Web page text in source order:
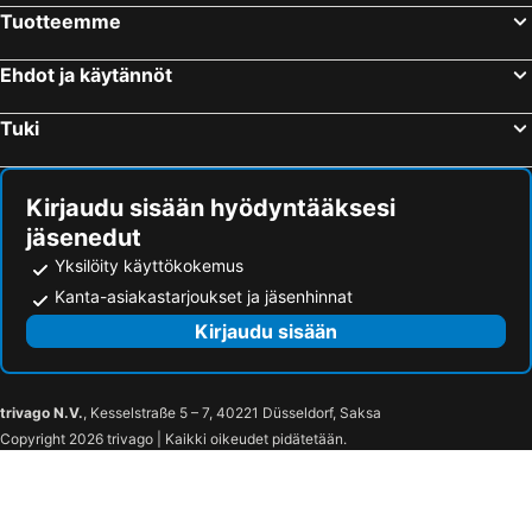
Tuotteemme
Ehdot ja käytännöt
Tuki
Kirjaudu sisään hyödyntääksesi
jäsenedut
Yksilöity käyttökokemus
Kanta-asiakastarjoukset ja jäsenhinnat
Kirjaudu sisään
trivago N.V., Kesselstraße 5 – 7, 40221 Düsseldorf, Saksa
Copyright 2026 trivago | Kaikki oikeudet pidätetään.